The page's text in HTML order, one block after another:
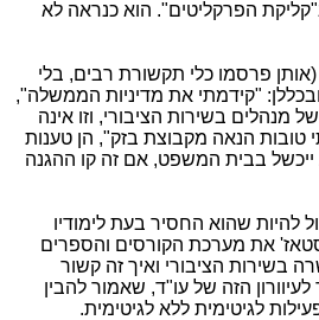
הפרקליטים". הוא כנראה לא
(אותן פרסמו כלי תקשורת רבים, בלי
"קידמתי את מדיניות הממשלה",
מנהלים בשירות הציבורי, וזו אינה
טובות הנאה מקבוצת בזק", הן טענות
בבית המשפט, אם זה קו ההגנה
להיות שהוא החסיר בעת לימודיו
את מערכת הקורסים והספרים
בשירות הציבורי ואיך זה קשור
הזה של עו"ד, שאמור להבין
לגיטימית ללא לגיטימית.